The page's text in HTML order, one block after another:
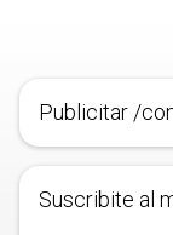
Publicitar /
Suscribite al